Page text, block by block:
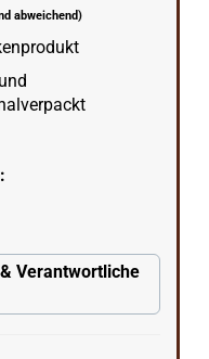
abweichend)
Verantwortliche